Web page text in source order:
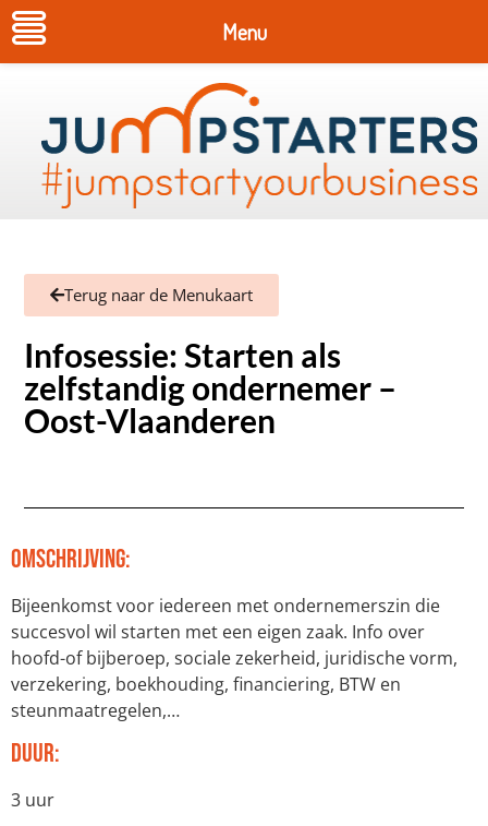
Terug naar de Menukaart
Infosessie: Starten als
zelfstandig ondernemer –
Oost-Vlaanderen
Omschrijving:
Bijeenkomst voor iedereen met ondernemerszin die
succesvol wil starten met een eigen zaak. Info over
hoofd-of bijberoep, sociale zekerheid, juridische vorm,
verzekering, boekhouding, financiering, BTW en
steunmaatregelen,…
Duur:
3 uur
Menu